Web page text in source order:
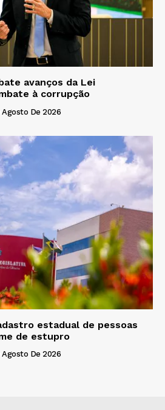
avanços da Lei
à corrupção
Agosto De 2026
estadual de pessoas
de estupro
Agosto De 2026